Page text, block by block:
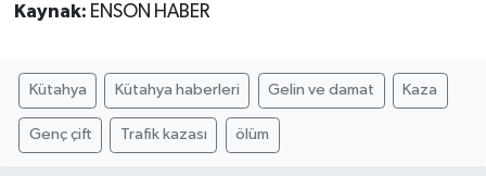
Kaynak: ENSON HABER
Kütahya Kütahya haberleri Gelin ve damat Kaza
Genç çift Trafik kazası ölüm